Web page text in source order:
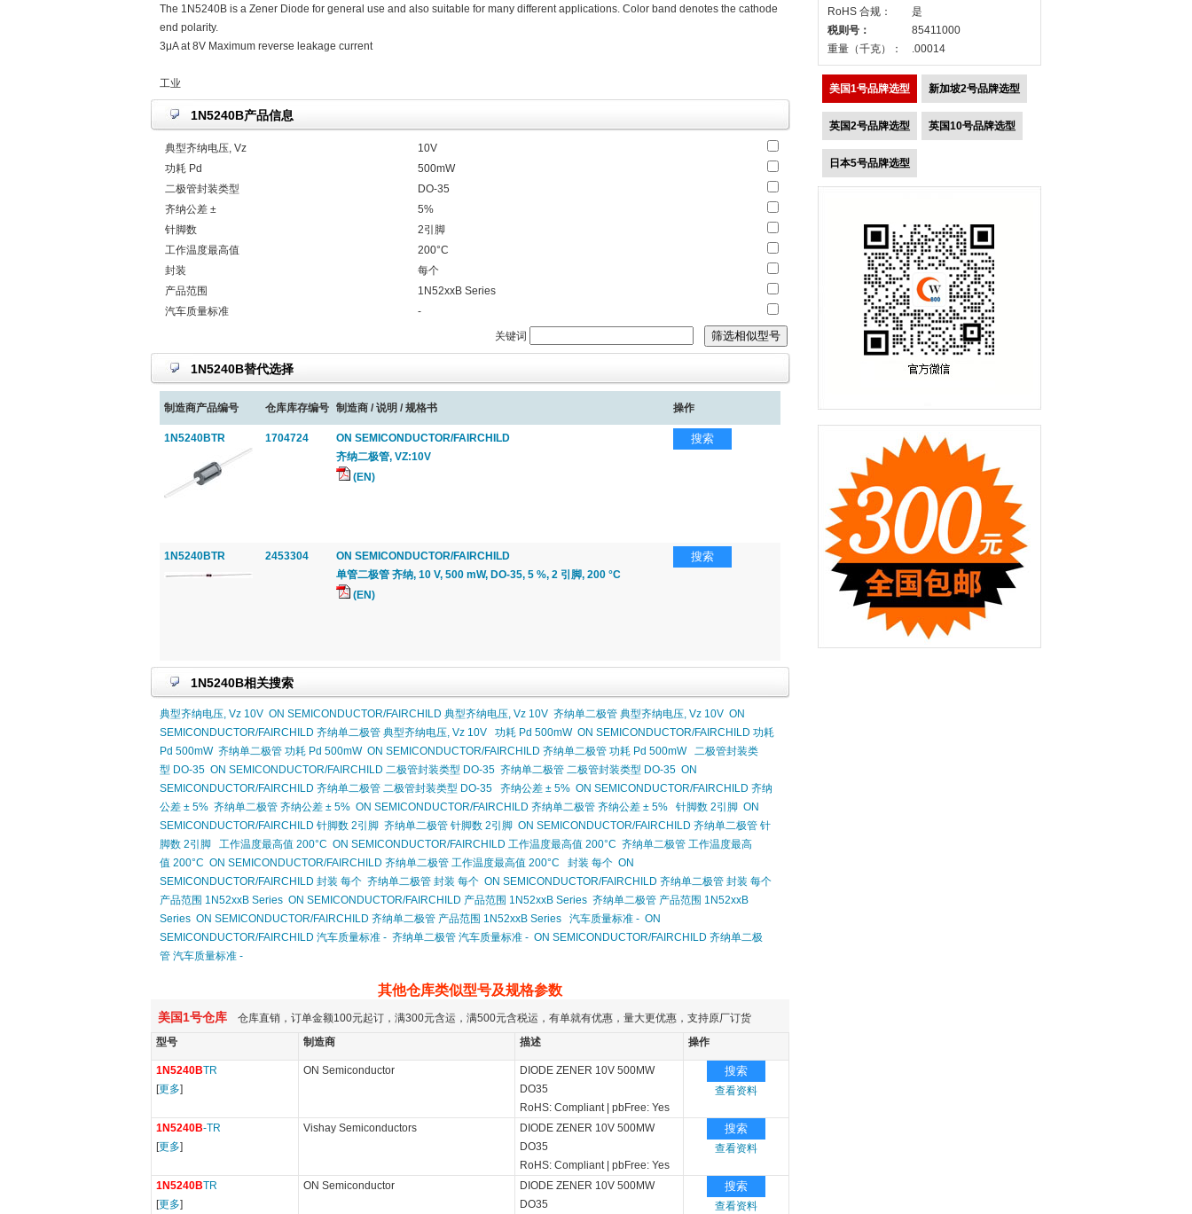
The 1N5240B is a Zener Diode for general use and also suitable for many different applications. Color band denotes the cathode
end polarity.
3μA at 8V Maximum reverse leakage current
工业
1N5240B产品信息
典型齐纳电压, Vz
10V
功耗 Pd
500mW
二极管封装类型
DO-35
齐纳公差 ±
5%
针脚数
2引脚
工作温度最高值
200°C
封装
每个
产品范围
1N52xxB Series
汽车质量标准
-
关键词
1N5240B替代选择
制造商产品编号 仓库库存编号 制造商 / 说明 / 规格书 操作
1N5240BTR 1704724
ON SEMICONDUCTOR/FAIRCHILD
齐纳二极管, VZ:10V
(EN)
搜索
1N5240BTR 2453304
ON SEMICONDUCTOR/FAIRCHILD
单管二极管 齐纳, 10 V, 500 mW, DO-35, 5 %, 2 引脚, 200 °C
(EN)
搜索
1N5240B相关搜索
典型齐纳电压, Vz 10V ON SEMICONDUCTOR/FAIRCHILD 典型齐纳电压, Vz 10V 齐纳单二极管 典型齐纳电压, Vz 10V ON
SEMICONDUCTOR/FAIRCHILD 齐纳单二极管 典型齐纳电压, Vz 10V
功耗 Pd 500mW ON SEMICONDUCTOR/FAIRCHILD 功耗
Pd 500mW 齐纳单二极管 功耗 Pd 500mW ON SEMICONDUCTOR/FAIRCHILD 齐纳单二极管 功耗 Pd 500mW
二极管封装类
型 DO-35 ON SEMICONDUCTOR/FAIRCHILD 二极管封装类型 DO-35 齐纳单二极管 二极管封装类型 DO-35 ON
SEMICONDUCTOR/FAIRCHILD 齐纳单二极管 二极管封装类型 DO-35
齐纳公差 ± 5% ON SEMICONDUCTOR/FAIRCHILD 齐纳
公差 ± 5% 齐纳单二极管 齐纳公差 ± 5% ON SEMICONDUCTOR/FAIRCHILD 齐纳单二极管 齐纳公差 ± 5% 针脚数 2引脚 ON
SEMICONDUCTOR/FAIRCHILD 针脚数 2引脚 齐纳单二极管 针脚数 2引脚 ON SEMICONDUCTOR/FAIRCHILD 齐纳单二极管 针
脚数 2引脚
工作温度最高值 200°C ON SEMICONDUCTOR/FAIRCHILD 工作温度最高值 200°C 齐纳单二极管 工作温度最高
值 200°C ON SEMICONDUCTOR/FAIRCHILD 齐纳单二极管 工作温度最高值 200°C 封装 每个 ON
SEMICONDUCTOR/FAIRCHILD 封装 每个 齐纳单二极管 封装 每个 ON SEMICONDUCTOR/FAIRCHILD 齐纳单二极管 封装 每个
产品范围 1N52xxB Series ON SEMICONDUCTOR/FAIRCHILD 产品范围 1N52xxB Series 齐纳单二极管 产品范围 1N52xxB
Series ON SEMICONDUCTOR/FAIRCHILD 齐纳单二极管 产品范围 1N52xxB Series 汽车质量标准 - ON
SEMICONDUCTOR/FAIRCHILD 汽车质量标准 - 齐纳单二极管 汽车质量标准 - ON SEMICONDUCTOR/FAIRCHILD 齐纳单二极
管 汽车质量标准 -
其他仓库类似型号及规格参数
美国1号仓库 仓库直销，订单金额100元起订，满300元含运，满500元含税运，有单就有优惠，量大更优惠，支持原厂订货
型号
制造商 描述 操作
1N5240BTR
[更多]
ON Semiconductor
DIODE ZENER 10V 500MW
DO35
RoHS: Compliant pbFree: Yes
搜索
查看资料
1N5240B-TR
[更多]
Vishay Semiconductors
DIODE ZENER 10V 500MW
DO35
RoHS: Compliant pbFree: Yes
搜索
查看资料
1N5240BTR
[更多]
ON Semiconductor
DIODE ZENER 10V 500MW
DO35
搜索
查看资料
RoHS 合规：
是
税则号：
85411000
重量（千克）：
.00014
美国1号品牌选型 新加坡2号品牌选型
英国2号品牌选型 英国10号品牌选型
日本5号品牌选型